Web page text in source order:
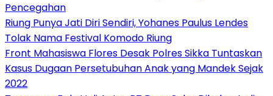
Pencegahan
Riung Punya Jati Diri Sendiri, Yohanes Paulus Lendes
Tolak Nama Festival Komodo Riung
Front Mahasiswa Flores Desak Polres Sikka Tuntaskan
Kasus Dugaan Persetubuhan Anak yang Mandek Sejak
2022